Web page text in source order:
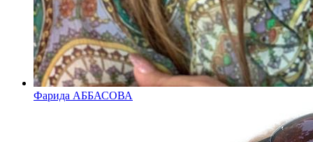
Фарида АББАСОВА